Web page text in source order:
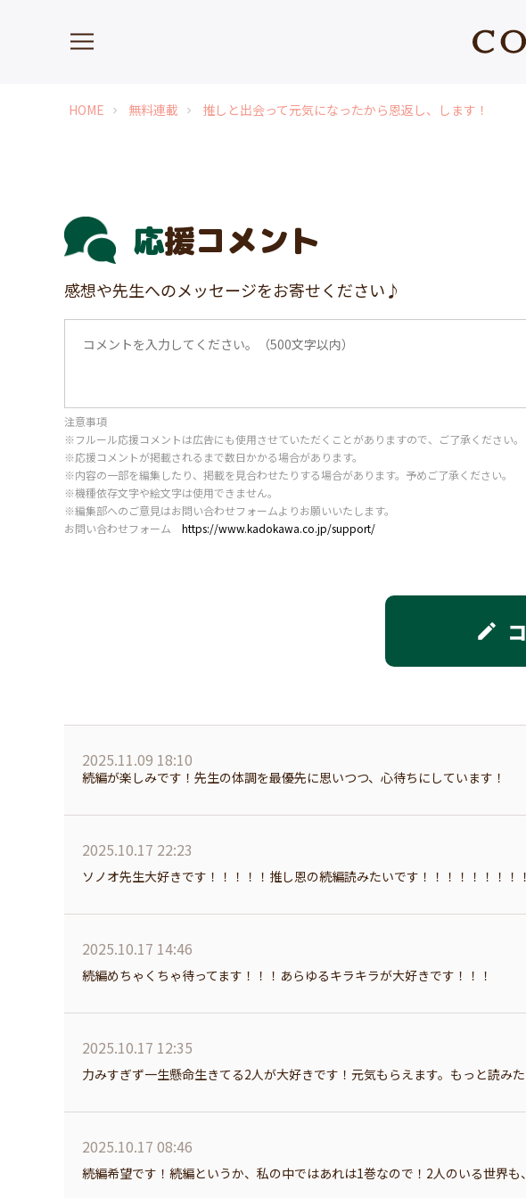
HOME chevron_right 無料連載 chevron_right 推しと出会って元気になったから恩返し、します！
応援コメント
感想や先生へのメッセージをお寄せください♪
注意事項
※フルール応援コメントは広告にも使用させていただくことがありますので、ご了承ください。
※応援コメントが掲載されるまで数日かかる場合があります。
※内容の一部を編集したり、掲載を見合わせたりする場合があります。予めご了承ください。
※機種依存文字や絵文字は使用できません。
※編集部へのご意見はお問い合わせフォームよりお願いいたします。
お問い合わせフォーム https://www.kadokawa.co.jp/support/
edit
2025.11.09 18:10
続編が楽しみです！先生の体調を最優先に思いつつ、心待ちにしています！
2025.10.17 22:23
ソノオ先生大好きです！！！！！推し恩の続編読みたいです！！！！！！！！
2025.10.17 14:46
続編めちゃくちゃ待ってます！！！あらゆるキラキラが大好きです！！！
2025.10.17 12:35
力みすぎず一生懸命生きてる2人が大好きです！元気もらえます。もっと読み
2025.10.17 08:46
続編希望です！続編というか、私の中ではあれは1巻なので！2人のいる世界